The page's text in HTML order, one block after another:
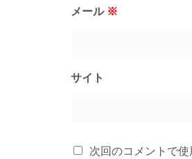
メール ※
サイト
次回のコメントで